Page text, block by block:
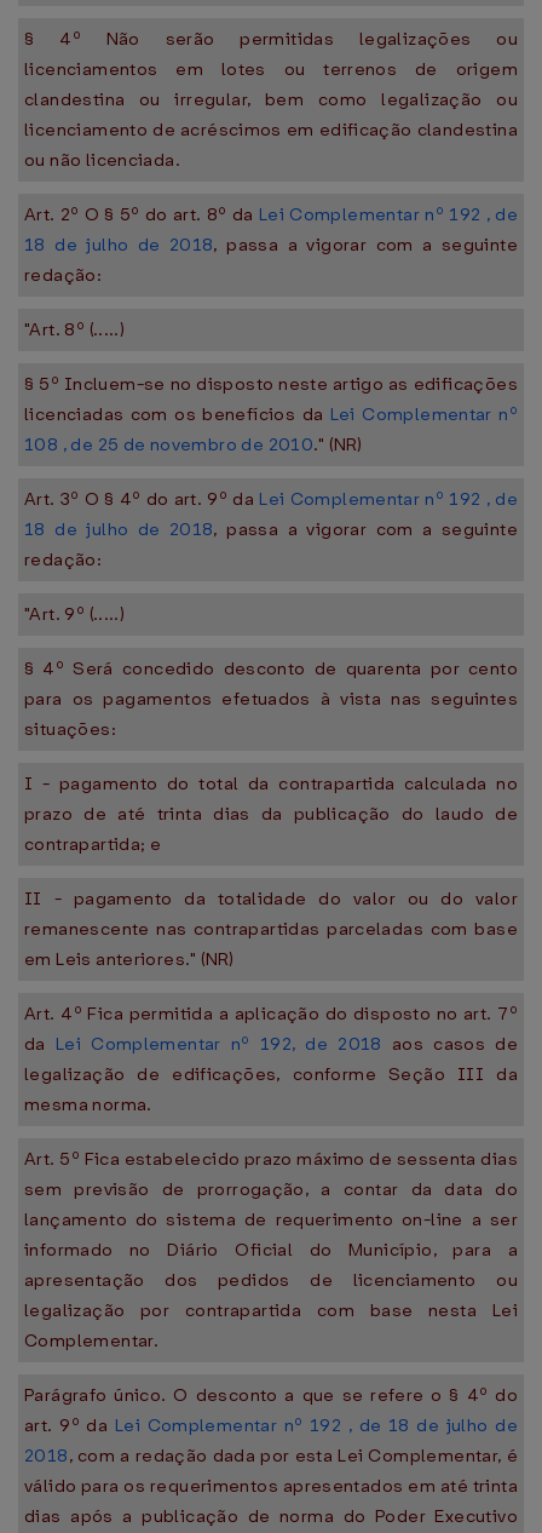
§ 4º Não serão permitidas legalizações ou
licenciamentos em lotes ou terrenos de origem
clandestina ou irregular, bem como legalização ou
licenciamento de acréscimos em edificação clandestina
ou não licenciada.
Art. 2º O § 5º do art. 8º da Lei Complementar nº 192 , de
18 de julho de 2018, passa a vigorar com a seguinte
redação:
"Art. 8º (.....)
§ 5º Incluem-se no disposto neste artigo as edificações
licenciadas com os benefícios da Lei Complementar nº
108 , de 25 de novembro de 2010." (NR)
Art. 3º O § 4º do art. 9º da Lei Complementar nº 192 , de
18 de julho de 2018, passa a vigorar com a seguinte
redação:
"Art. 9º (.....)
§ 4º Será concedido desconto de quarenta por cento
para os pagamentos efetuados à vista nas seguintes
situações:
I - pagamento do total da contrapartida calculada no
prazo de até trinta dias da publicação do laudo de
contrapartida; e
II - pagamento da totalidade do valor ou do valor
remanescente nas contrapartidas parceladas com base
em Leis anteriores." (NR)
Art. 4º Fica permitida a aplicação do disposto no art. 7º
da Lei Complementar nº 192, de 2018 aos casos de
legalização de edificações, conforme Seção III da
mesma norma.
Art. 5º Fica estabelecido prazo máximo de sessenta dias
sem previsão de prorrogação, a contar da data do
lançamento do sistema de requerimento on-line a ser
informado no Diário Oficial do Município, para a
apresentação dos pedidos de licenciamento ou
legalização por contrapartida com base nesta Lei
Complementar.
Parágrafo único. O desconto a que se refere o § 4º do
art. 9º da Lei Complementar nº 192 , de 18 de julho de
2018, com a redação dada por esta Lei Complementar, é
válido para os requerimentos apresentados em até trinta
dias após a publicação de norma do Poder Executivo